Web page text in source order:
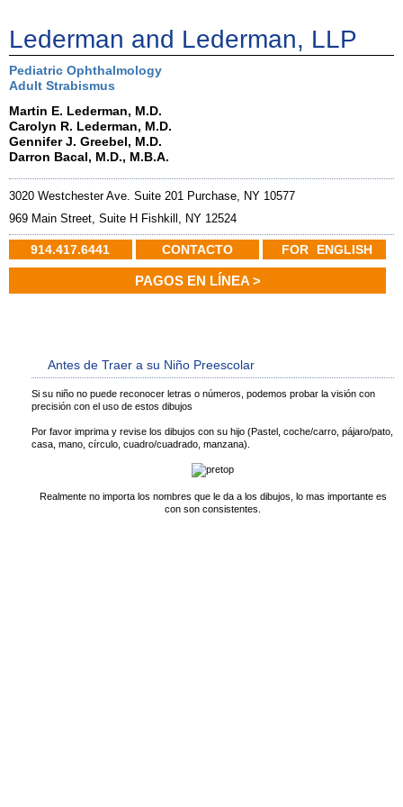
Lederman and Lederman, LLP
Pediatric Ophthalmology
Adult Strabismus
Martin E. Lederman, M.D.
Carolyn R. Lederman, M.D.
Gennifer J. Greebel, M.D.
Darron Bacal, M.D., M.B.A.
3020 Westchester Ave. Suite 201 Purchase, NY 10577
969 Main Street, Suite H Fishkill, NY 12524
914.417.6441 CONTACTO FOR ENGLISH
PAGOS EN LÍNEA >
Antes de Traer a su Niño Preescolar
Si su niño no puede reconocer letras o números, podemos probar la visión con
precisión con el uso de estos dibujos
Por favor imprima y revise los dibujos con su hijo (Pastel, coche/carro, pájaro/pato,
casa, mano, círculo, cuadro/cuadrado, manzana).
Realmente no importa los nombres que le da a los dibujos, lo mas importante es
con son consistentes.